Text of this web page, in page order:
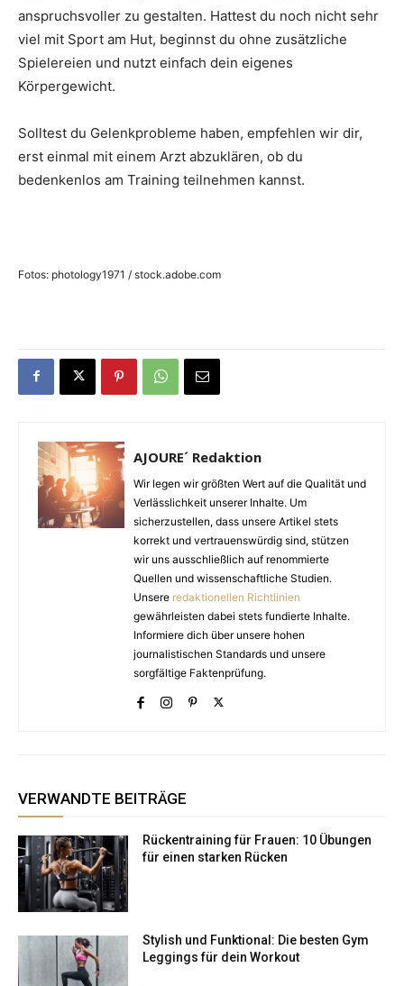
anspruchsvoller zu gestalten. Hattest du noch nicht sehr
viel mit Sport am Hut, beginnst du ohne zusätzliche
Spielereien und nutzt einfach dein eigenes
Körpergewicht.
Solltest du Gelenkprobleme haben, empfehlen wir dir,
erst einmal mit einem Arzt abzuklären, ob du
bedenkenlos am Training teilnehmen kannst.
Fotos: photology1971 / stock.adobe.com
AJOURE´ Redaktion
Wir legen wir größten Wert auf die Qualität und
Verlässlichkeit unserer Inhalte. Um
sicherzustellen, dass unsere Artikel stets
korrekt und vertrauenswürdig sind, stützen
wir uns ausschließlich auf renommierte
Quellen und wissenschaftliche Studien.
Unsere redaktionellen Richtlinien
gewährleisten dabei stets fundierte Inhalte.
Informiere dich über unsere hohen
journalistischen Standards und unsere
sorgfältige Faktenprüfung.
VERWANDTE BEITRÄGE
Rückentraining für Frauen: 10 Übungen
für einen starken Rücken
Stylish und Funktional: Die besten Gym
Leggings für dein Workout